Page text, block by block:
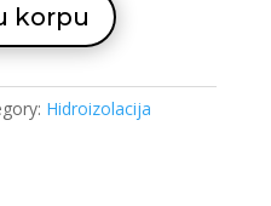
korpu
Hidroizolacija